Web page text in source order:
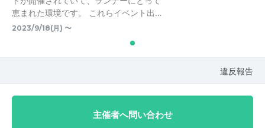
恵まれた環境です。 これらイベント出…
2023/9/18(月) 〜
違反報告
主催者へ問い合わせ